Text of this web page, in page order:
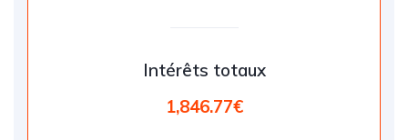
Intérêts totaux
1,846.77€